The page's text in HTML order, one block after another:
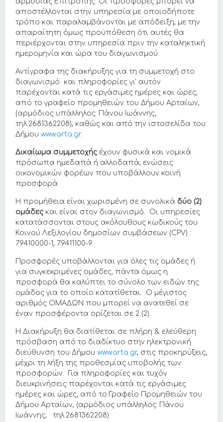
αποστέλλονται στην υπηρεσία με οποιοδήποτε
τρόπο και παραλαμβάνονται με απόδειξη, με την
απαραίτητη όμως προϋπόθεση ότι αυτές θα
περιέρχονται στην υπηρεσία πριν την καταληκτική
ημερομηνία και ώρα του διαγωνισμού.
Αντίγραφα της διακήρυξης για τη συμμετοχή στο
διαγωνισμό και πληροφορίες γι’ αυτόν
παρέχονται κατά τις εργάσιμες ημέρες και ώρες,
από το γραφείο προμηθειών του Δήμου Αρταίων,
(αρμόδιος υπάλληλος: Πάνου Ιωάννης,
τηλ.2681362208), καθώς και από την ιστοσελίδα του
Δήμουwww.arta.gr.
Δικαίωμα συμμετοχήςέχουν φυσικά και νομικά
πρόσωπα ημεδαπά ή αλλοδαπά, ενώσεις
οικονομικών φορέων που υποβάλλουν κοινή
προσφορά.
Η προμήθεια είναι χωρισμένη σε συνολικά δύο (2)
ομάδεςκαι είναι στον διαγωνισμό. Οι υπηρεσίες
κατατάσσονται στους ακόλουθους κωδικούς του
Κοινού Λεξιλογίου δημοσίων συμβάσεων (CPV) :
79410000-1, 79411100-9.
Προσφορές υποβάλλονται για όλες τις ομάδες ή
για συγκεκριμένες ομάδες, πάντα όμως η
προσφορά θα καλύπτει το σύνολο των ειδών της
ομάδος για το οποίο κατατίθεται. Ο μέγιστος
αριθμός ΟΜΑΔΩΝ που μπορεί να ανατεθεί σε
έναν προσφέροντα ορίζεται σε 2 (2).
Η Διακήρυξη θα διατίθεται σε πλήρη & ελεύθερη
πρόσβαση από το διαδίκτυο στην ηλεκτρονική
διεύθυνση του Δήμουwww.arta.gr, στις προκηρύξεις,
μέχρι τη λήξη της προθεσμίας υποβολής των
προσφορών. Για πληροφορίες και τυχόν
διευκρινήσεις παρέχονται κατά τις εργάσιμες
ημέρες και ώρες, από το Γραφείο Προμηθειών του
Δήμου Αρταίων, (αρμόδιος υπάλληλος: Πάνου
Ιωάννης, τηλ.2681362208)